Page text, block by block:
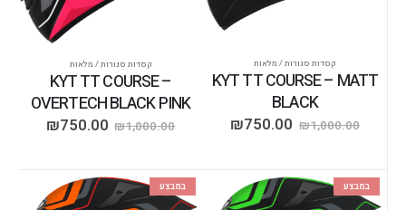
קסדות סגורות / מלאות
KYT TT COURSE – MATT
BLACK
₪1,000.00
₪750.00
קסדות סגורות / מלאות
KYT TT COURSE –
OVERTECH BLACK PINK
₪1,000.00
₪750.00
במבצע במבצע